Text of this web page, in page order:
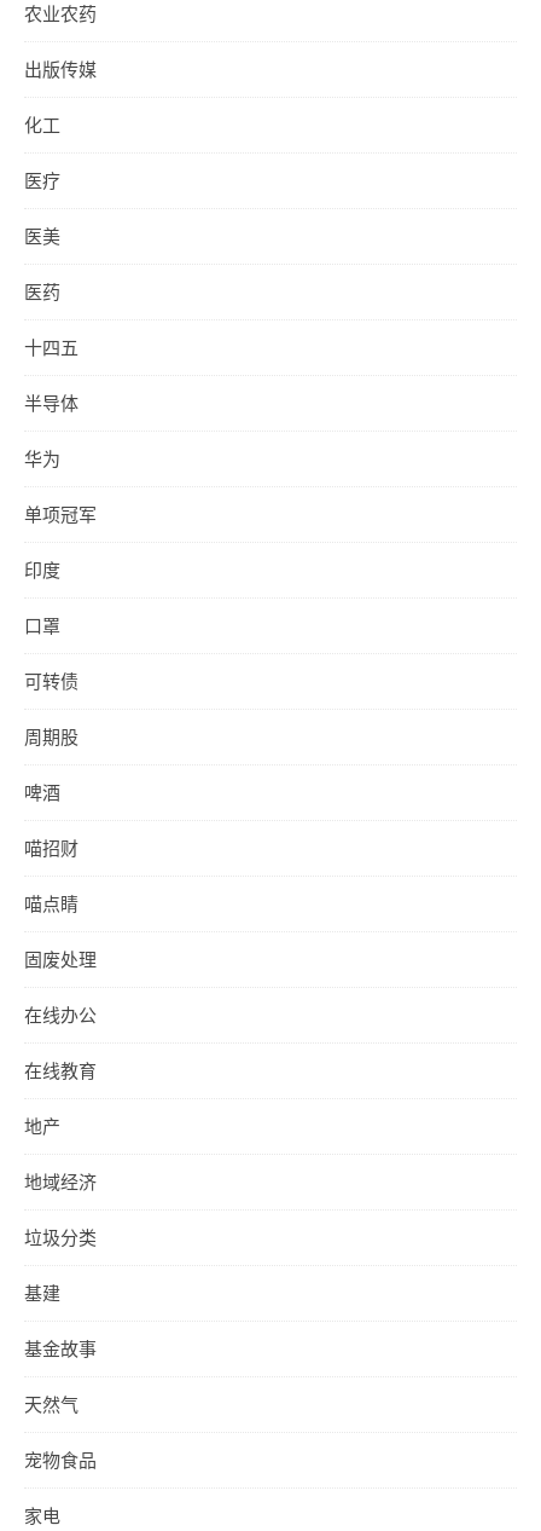
农业农药
出版传媒
化工
医疗
医美
医药
十四五
半导体
华为
单项冠军
印度
口罩
可转债
周期股
啤酒
喵招财
喵点睛
固废处理
在线办公
在线教育
地产
地域经济
垃圾分类
基建
基金故事
天然气
宠物食品
家电